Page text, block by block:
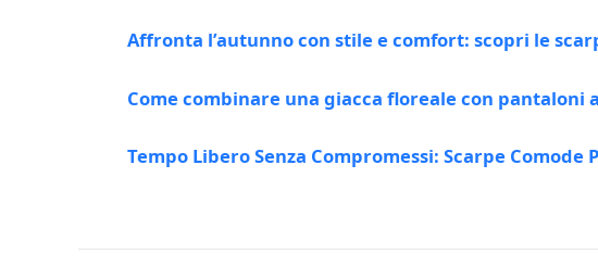
Affronta l’autunno con stile e comfort: scopri le
Come combinare una giacca floreale con
Tempo Libero Senza Compromessi: Scarpe